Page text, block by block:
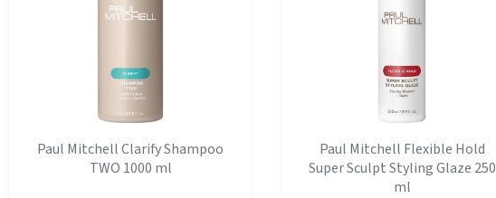
Paul Mitchell Clarify Shampoo
TWO 1000 ml
Paul Mitchell Flexible Hold
Super Sculpt Styling Glaze 250
ml